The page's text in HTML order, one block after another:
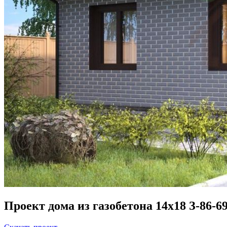
Проект дома из газобетона 14х18 З-86-